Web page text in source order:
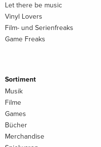
Let there be music
Vinyl Lovers
Film- und Serienfreaks
Game Freaks
Sortiment
Musik
Filme
Games
Bücher
Merchandise